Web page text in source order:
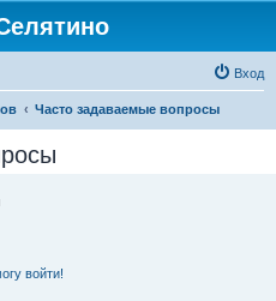
Вход
Часто задаваемые вопросы
войти!